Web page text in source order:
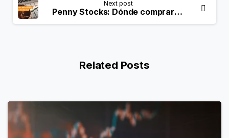
Next post
Penny Stocks: Dónde comprar y cómo empezar
Related Posts